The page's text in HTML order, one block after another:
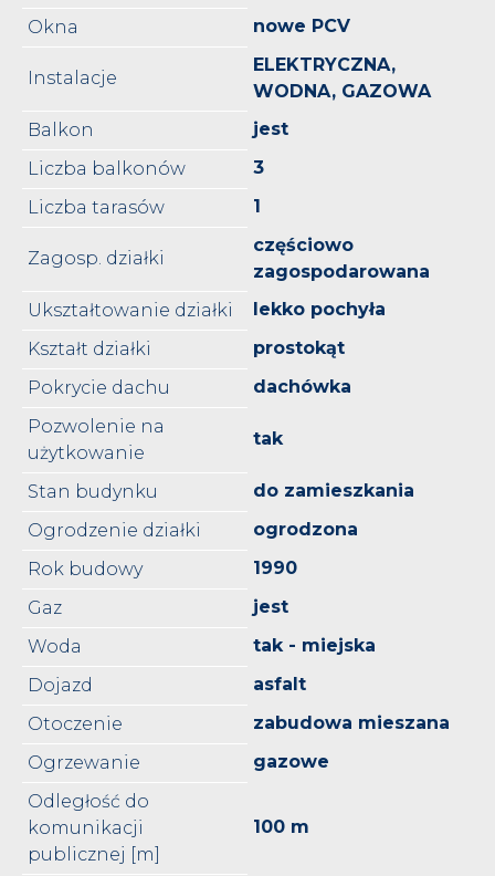
Okna
nowe PCV
Instalacje
ELEKTRYCZNA,
WODNA, GAZOWA
Balkon
jest
Liczba balkonów
3
Liczba tarasów
1
Zagosp. działki
częściowo
zagospodarowana
Ukształtowanie działki
lekko pochyła
Kształt działki
prostokąt
Pokrycie dachu
dachówka
Pozwolenie na
użytkowanie
tak
Stan budynku
do zamieszkania
Ogrodzenie działki
ogrodzona
Rok budowy
1990
Gaz
jest
Woda
tak - miejska
Dojazd
asfalt
Otoczenie
zabudowa mieszana
Ogrzewanie
gazowe
Odległość do
komunikacji
publicznej [m]
100 m